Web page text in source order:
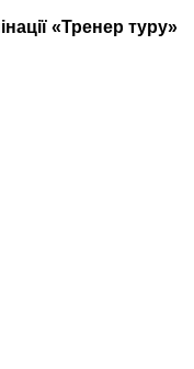
«Тренер туру»